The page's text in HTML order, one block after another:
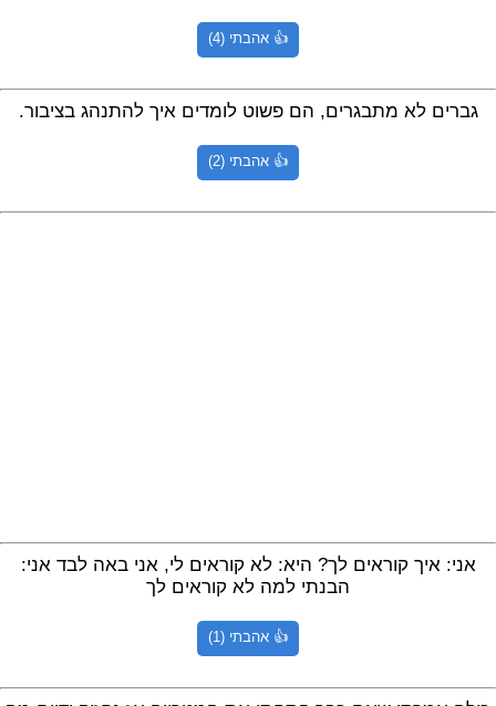
👍 אהבתי (4)
גברים לא מתבגרים, הם פשוט לומדים איך להתנהג בציבור.
👍 אהבתי (2)
אני: איך קוראים לך? היא: לא קוראים לי, אני באה לבד אני:
הבנתי למה לא קוראים לך
👍 אהבתי (1)